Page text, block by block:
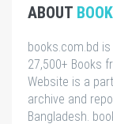
ABOUT
books.com.bd
27,500+ Books
Website is a
archive and
Bangladesh.